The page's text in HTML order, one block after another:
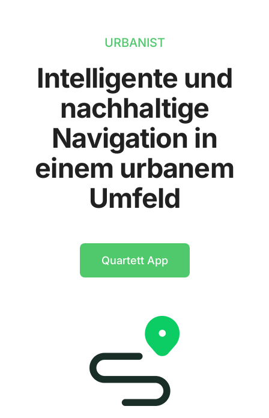
URBANIST
Intelligente und
nachhaltige
Navigation in
einem urbanem
Umfeld
Quartett App